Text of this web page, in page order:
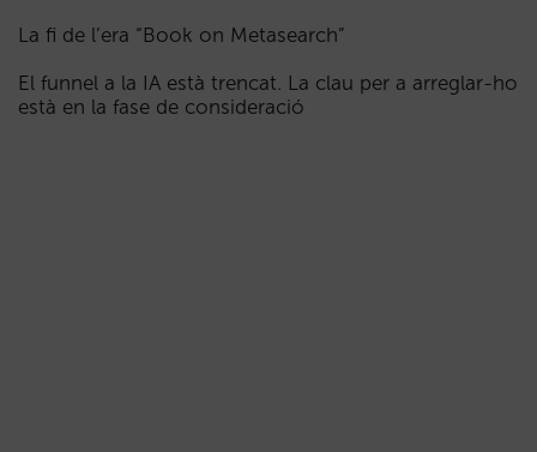
La fi de l’era “Book on Metasearch”
El funnel a la IA està trencat. La clau per a arreglar-ho
està en la fase de consideració